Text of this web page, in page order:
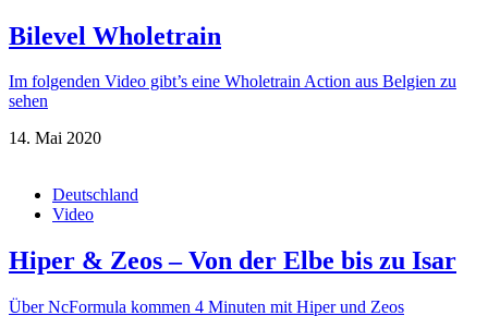
Bilevel Wholetrain
Im folgenden Video gibt’s eine Wholetrain Action aus Belgien zu
sehen
14. Mai 2020
Deutschland
Video
Hiper & Zeos – Von der Elbe bis zu Isar
Über NcFormula kommen 4 Minuten mit Hiper und Zeos